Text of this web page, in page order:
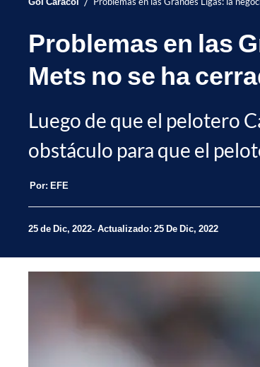
Problemas en las
Mets no se ha
Luego de que el pelotero
obstáculo para que el
Por: EFE
25 de Dic, 2022 Actualizado: 25 De Dic, 2022